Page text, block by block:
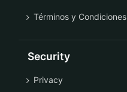
Términos y Condiciones
Security
Privacy